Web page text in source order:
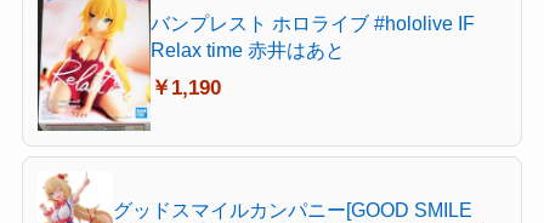
バンプレスト ホロライブ #hololive IF
Relax time 赤井はあと
￥1,190
グッドスマイルカンパニー[GOOD SMILE